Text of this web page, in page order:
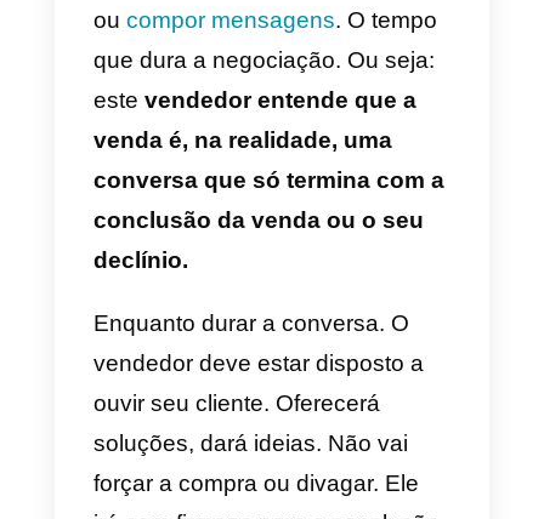
serviço ou produto. Seus
vendedores precisam estar muito
imersos no produto que estão
vendendo. Porque eles serão
conselheiros, guias, consultores.
Aquele serviço mais complexo
mais útil que pode ser oferecido
ao comprador faz parte do que
O vendedor como